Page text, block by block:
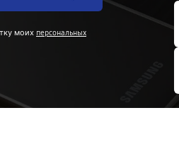
моих персональных